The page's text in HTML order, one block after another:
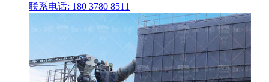
联系电话: 180 3780 8511